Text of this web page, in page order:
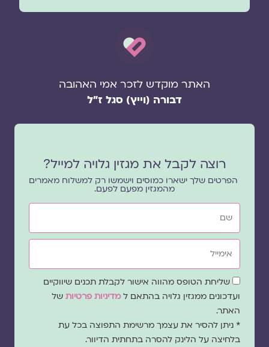
האתר מוקדש לזכר אמי האהובה
דבורה (וייץ) סגל ז"ל
רוצה לקבל את מגזין גלויה למייל?
הפרטים שלך ישארו כמוסים וישמשו רק למשלוח מאמרים
מהמגזין מפעם לפעם.
שם
אימייל
שדה
הסכמה
שליחת הטופס מהווה אישור לקבלת תכנים שיווקיים
ועדכונים ממגזין גלויה בהתאם ל מדיניות פרטיותשל
האתר.
* ניתן להסיר את עצמך מרשימת התפוצה בכל עת
בלחיצה על הלינק להסרה בתחתית הדיוור.